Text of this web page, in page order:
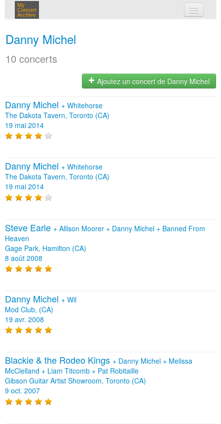
My
Concert
Archive
Danny Michel
10 concerts
Ajoutez un concert de Danny Michel
Danny Michel + Whitehorse
The Dakota Tavern, Toronto (CA)
19 mai 2014
Danny Michel + Whitehorse
The Dakota Tavern, Toronto (CA)
19 mai 2014
Steve Earle + Allison Moorer + Danny Michel + Banned From
Heaven
Gage Park, Hamilton (CA)
8 août 2008
Danny Michel + Wil
Mod Club, (CA)
19 avr. 2008
Blackie & the Rodeo Kings + Danny Michel + Melissa
McClelland + Liam Titcomb + Pat Robitaille
Gibson Guitar Artist Showroom, Toronto (CA)
9 oct. 2007